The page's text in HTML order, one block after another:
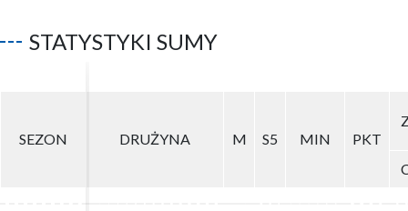
STATYSTYKI SUMY
SEZON DRUŻYNA M S5 MIN PKT
SEZON DRUŻYNA M S5 MIN PKT